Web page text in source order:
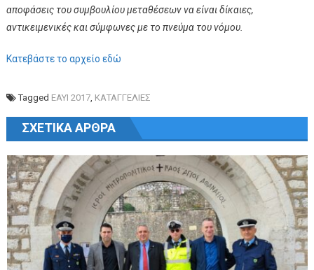
αποφάσεις του συμβουλίου μεταθέσεων να είναι δίκαιες,
αντικειμενικές και σύμφωνες με το πνεύμα του νόμου.
Κατεβάστε το αρχείο εδώ
Tagged ΕΑΥΙ 2017, ΚΑΤΑΓΓΕΛΙΕΣ
Πλοήγηση άρθρων
ΣΧΕΤΙΚΆ ΆΡΘΡΑ